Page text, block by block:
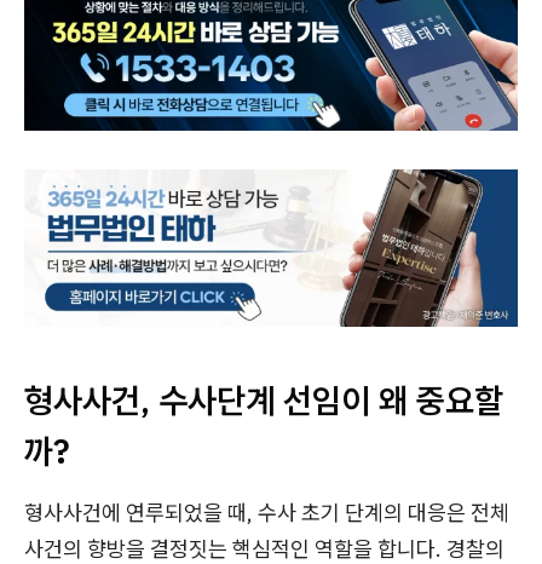
형사사건, 수사단계 선임이 왜 중요할
까?
형사사건에 연루되었을 때, 수사 초기 단계의 대응은 전체
사건의 향방을 결정짓는 핵심적인 역할을 합니다. 경찰의